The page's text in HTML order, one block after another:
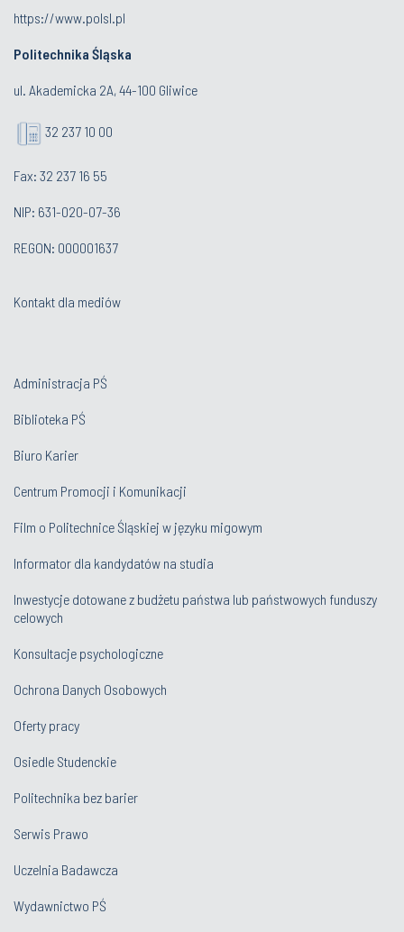
https://www.polsl.pl
Politechnika Śląska
ul. Akademicka 2A, 44-100 Gliwice
32 237 10 00
Fax: 32 237 16 55
NIP: 631-020-07-36
REGON: 000001637
Kontakt dla mediów
Administracja PŚ
Biblioteka PŚ
Biuro Karier
Centrum Promocji i Komunikacji
Film o Politechnice Śląskiej w języku migowym
Informator dla kandydatów na studia
Inwestycje dotowane z budżetu państwa lub państwowych funduszy
celowych
Konsultacje psychologiczne
Ochrona Danych Osobowych
Oferty pracy
Osiedle Studenckie
Politechnika bez barier
Serwis Prawo
Uczelnia Badawcza
Wydawnictwo PŚ